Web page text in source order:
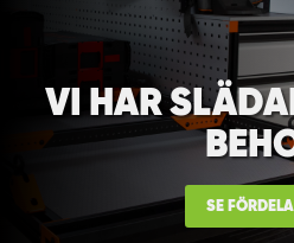
VI HAR
SE
GÅ TILL
WORK SYSTEM SVERIGE
WORK SYSTEM FALUN